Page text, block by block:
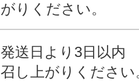
がりください。
発送日より3日以
召し上がりください